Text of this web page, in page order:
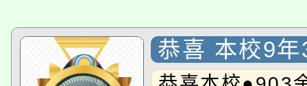
恭喜 本校9
華 同學參加